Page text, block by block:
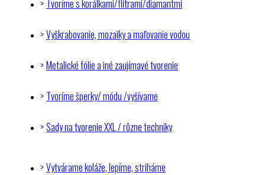
Tvoríme s korálkami/flitrami/diamantmi
Vyškrabovanie, mozaiky a maľovanie vodou
Metalické fólie a iné zaujímavé tvorenie
Tvoríme šperky/ módu /vyšívame
Sady na tvorenie XXL / rôzne techniky
Vytvárame koláže, lepíme, striháme